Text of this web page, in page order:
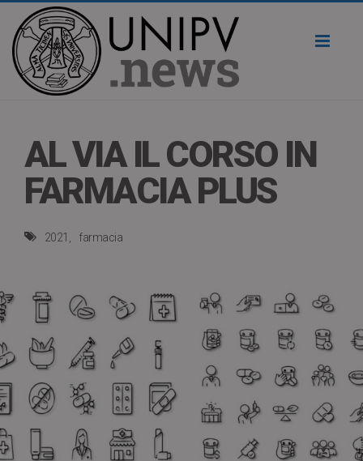
AL VIA IL CORSO IN
FARMACIA PLUS
2021 farmacia